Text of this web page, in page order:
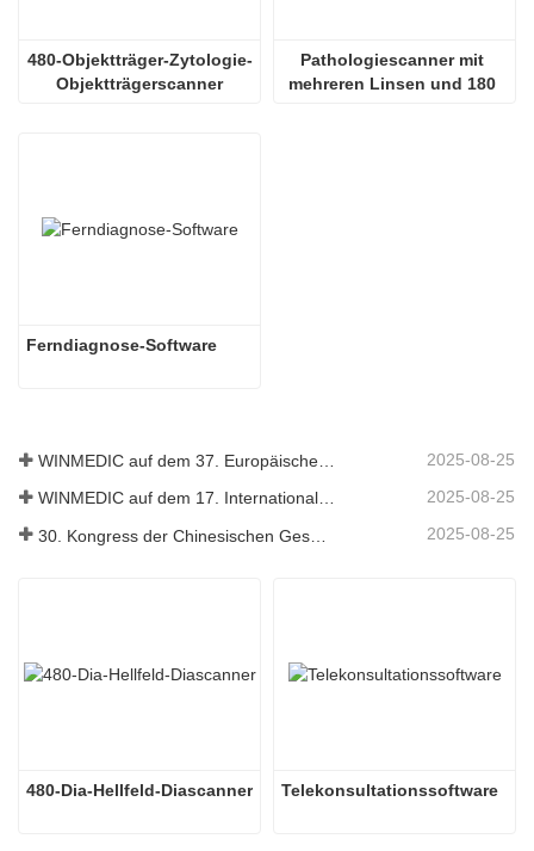
480-Objektträger-Zytologie-
Objektträgerscanner
Pathologiescanner mit
mehreren Linsen und 180
Ferndiagnose-Software
2025-08-25
WINMEDIC auf dem 17. Internationalen Kongress für Toxikologie 2025-08-25
2025-08-25
480-Dia-Hellfeld-Diascanner Telekonsultationssoftware